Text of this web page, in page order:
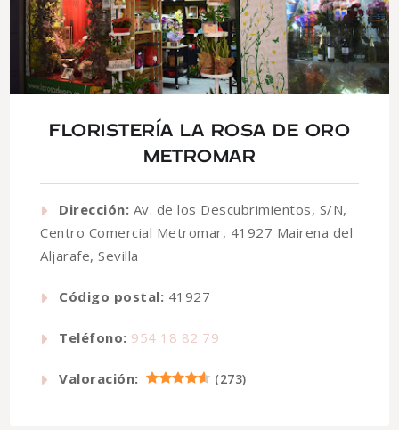
FLORISTERÍA LA ROSA DE ORO
METROMAR
Dirección: Av. de los Descubrimientos, S/N,
Centro Comercial Metromar, 41927 Mairena del
Aljarafe, Sevilla
Código postal: 41927
Teléfono: 954 18 82 79
Valoración: (273)